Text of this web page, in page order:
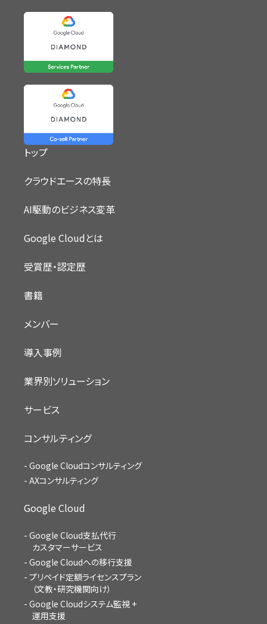
トップ
クラウドエースの特長
AI駆動のビジネス変革
Google Cloudとは
受賞歴・認定歴
書籍
メンバー
導入事例
業界別ソリューション
サービス
コンサルティング
Google Cloudコンサルティング
AXコンサルティング
Google Cloud
Google Cloud支払代行
カスタマーサービス
Google Cloudへの移行支援
プリペイド定額ライセンスプラン
（文教・研究機関向け）
Google Cloudシステム監視 +
運用支援